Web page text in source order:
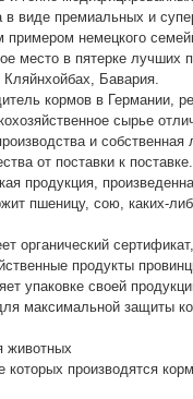
в виде премиальных и
немецкого
место в пятерке
Бавария.
кормов в Германии,
сырье
и
от поставки к поставке.
продукция,
пшеницу, сою, каких-
органический
продукты
упаковке своей
максимальной защиты
животных
которых производятся